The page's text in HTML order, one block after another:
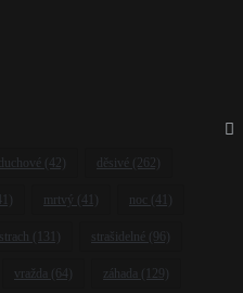
duchové (42) děsivé (262)
mrtvý (41) noc (41)
strach (131) strašidelné (96)
vražda (64) záhada (129)